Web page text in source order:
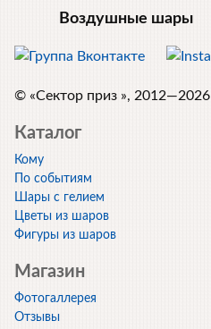
Воздушные шары
© «Сектор приз », 2012—2026
Каталог
Кому
По событиям
Шары с гелием
Цветы из шаров
Фигуры из шаров
Магазин
Фотогаллерея
Отзывы